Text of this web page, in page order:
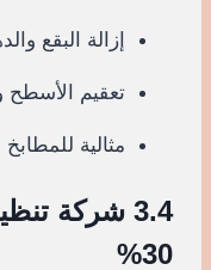
إزالة البقع
تعقيم الأسطح وقتل 99.9% من
مثالية
3.4 شركة
30%